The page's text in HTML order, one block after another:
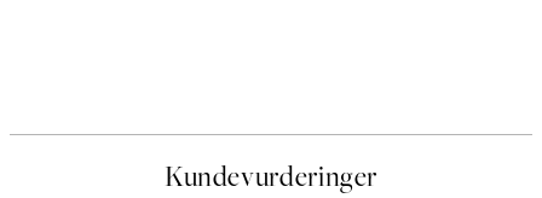
Kundevurderinger